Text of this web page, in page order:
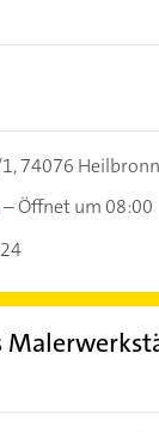
74076 Heilbronn
–Öffnet um 08:00